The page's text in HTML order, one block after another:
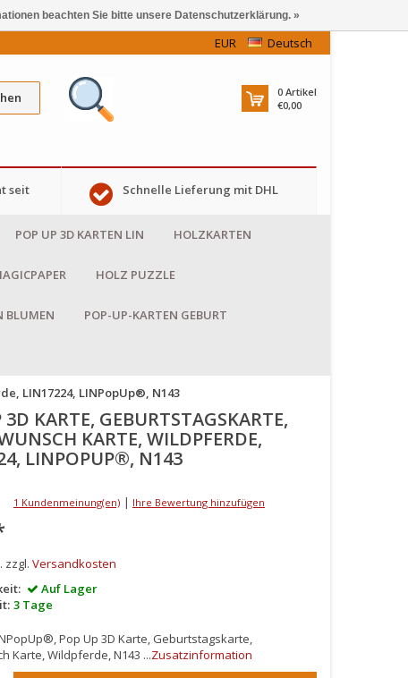
EUR Deutsch
0 Artikel
€0,00
seit Schnelle Lieferung mit DHL
POP UP 3D KARTEN LIN HOLZKARTEN
HOLZ PUZZLE
BLUMEN POP-UP-KARTEN GEBURT
LIN17224, LINPopUp®, N143
3D KARTE, GEBURTSTAGSKARTE,
KARTE, WILDPFERDE,
LINPOPUP®, N143
1 Kundenmeinung(en) | Ihre Bewertung hinzufügen
zzgl.Versandkosten
Auf Lager
3 Tage
Pop Up 3D Karte, Geburtstagskarte,
Karte, Wildpferde, N143 ...Zusatzinformation
beachten Sie bitte unsere Datenschutzerklärung. »